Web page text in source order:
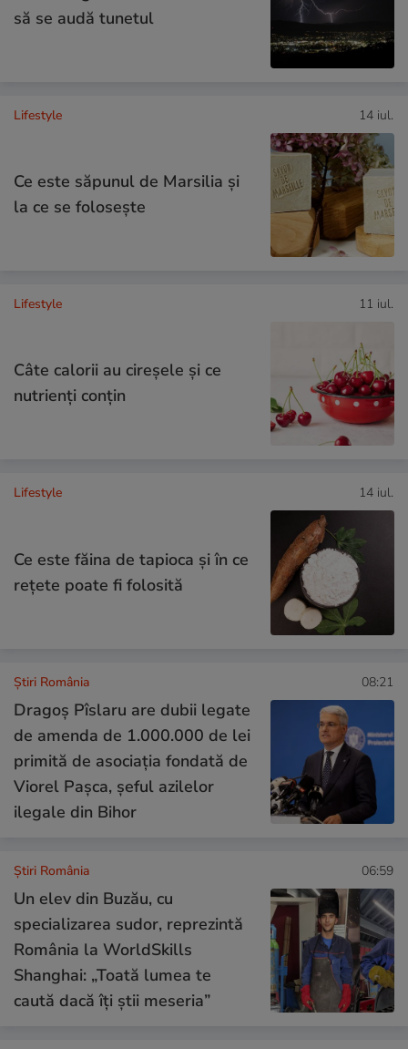
să se audă tunetul
Lifestyle 14 iul.
Ce este săpunul de Marsilia și
la ce se folosește
Lifestyle 11 iul.
Câte calorii au cireșele și ce
nutrienți conțin
Lifestyle 14 iul.
Ce este făina de tapioca și în ce
rețete poate fi folosită
Știri România 08:21
Dragoș Pîslaru are dubii legate
de amenda de 1.000.000 de lei
primită de asociaţia fondată de
Viorel Pașca, șeful azilelor
ilegale din Bihor
Știri România 06:59
Un elev din Buzău, cu
specializarea sudor, reprezintă
România la WorldSkills
Shanghai: „Toată lumea te
caută dacă îți știi meseria”